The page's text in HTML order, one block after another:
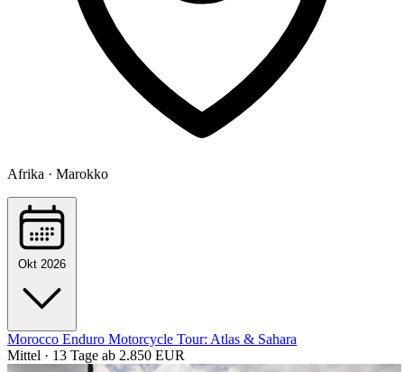
Afrika · Marokko
Okt 2026
Morocco Enduro Motorcycle Tour: Atlas & Sahara
Mittel · 13 Tage ab 2.850 EUR